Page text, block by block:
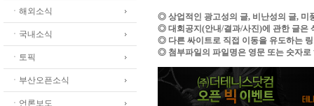
ㆍ해외소식
ㆍ국내소식
ㆍ토픽
ㆍ부산오픈소식
ㆍ언론보도
◎ 상업적인 광고성의 글, 비난성의 글, 미
◎ 대회공지(안내/결과/사진)에 관한 글은
◎ 다른 싸이트로 직접 이동을 유도하는
◎ 첨부파일의 파일명은 영문 또는 숫자로